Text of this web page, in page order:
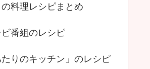
の料理レシピまとめ
番組のレシピ
たりのキッチン」のレシピ